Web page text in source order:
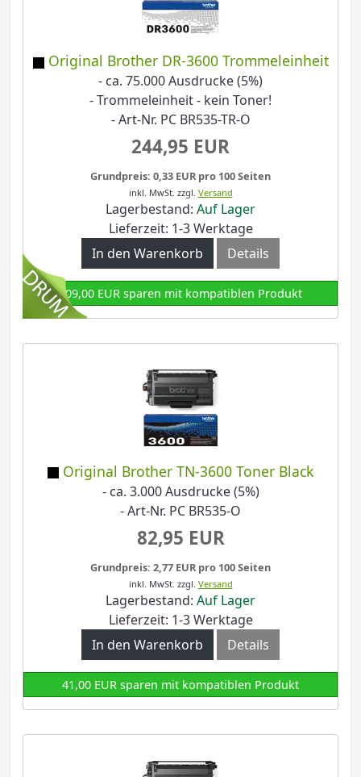
Original Brother DR-3600 Trommeleinheit
- ca. 75.000 Ausdrucke (5%)
- Trommeleinheit - kein Toner!
- Art-Nr. PC BR535-TR-O
244,95 EUR
Grundpreis: 0,33 EUR pro 100 Seiten
inkl. MwSt. zzgl. Versand
Lagerbestand: Auf Lager
Lieferzeit: 1-3 Werktage
In den Warenkorb
Details
209,00 EUR sparen mit kompatiblen Produkt
Original Brother TN-3600 Toner Black
- ca. 3.000 Ausdrucke (5%)
- Art-Nr. PC BR535-O
82,95 EUR
Grundpreis: 2,77 EUR pro 100 Seiten
inkl. MwSt. zzgl. Versand
Lagerbestand: Auf Lager
Lieferzeit: 1-3 Werktage
In den Warenkorb
Details
41,00 EUR sparen mit kompatiblen Produkt